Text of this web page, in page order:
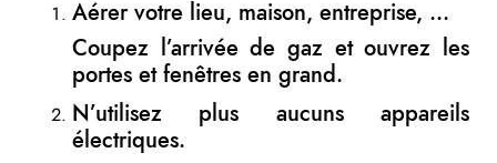
Aérer votre lieu, maison, entreprise, …
Coupez l’arrivée de gaz et ouvrez les
portes et fenêtres en grand.
N’utilisez plus aucuns appareils
électriques.